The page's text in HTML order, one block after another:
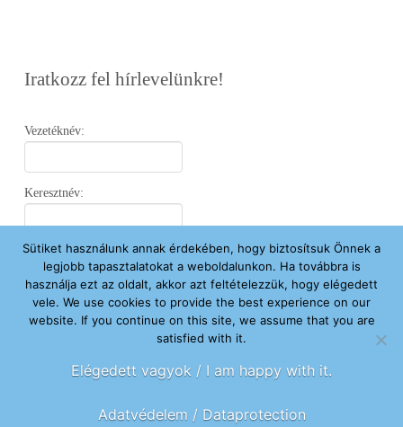
Iratkozz fel hírlevelünkre!
Vezetéknév:
Keresztnév:
Email:
Elfogadom az Adatvédelmi Nyilatkozatot.
Sütiket használunk annak érdekében, hogy biztosítsuk Önnek a
legjobb tapasztalatokat a weboldalunkon. Ha továbbra is
használja ezt az oldalt, akkor azt feltételezzük, hogy elégedett
vele. We use cookies to provide the best experience on our
website. If you continue on this site, we assume that you are
satisfied with it.
Elégedett vagyok / I am happy with it.
Adatvédelem / Dataprotection